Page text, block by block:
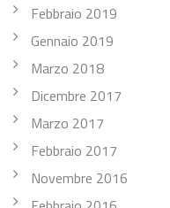
Febbraio 2019
Gennaio 2019
Marzo 2018
Dicembre 2017
Marzo 2017
Febbraio 2017
Novembre 2016